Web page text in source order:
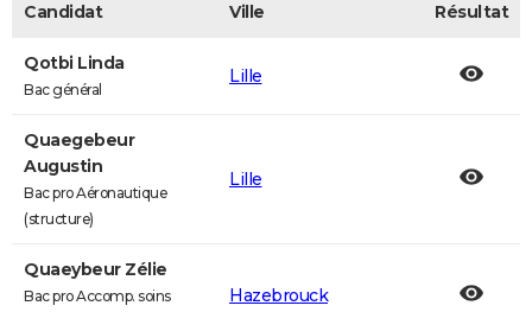
Candidat Ville Résultat
Qotbi Linda
Bac général
Lille
Quaegebeur
Augustin
Bac pro Aéronautique
(structure)
Lille
Quaeybeur Zélie
Bac pro Accomp. soins
Hazebrouck